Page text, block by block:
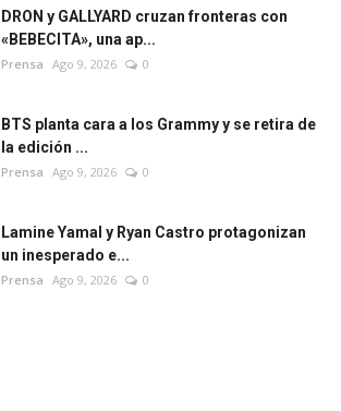
DRON y GALLYARD cruzan fronteras con
«BEBECITA», una ap...
Prensa Ago 9, 2026 0
BTS planta cara a los Grammy y se retira de
la edición ...
Prensa Ago 9, 2026 0
Lamine Yamal y Ryan Castro protagonizan
un inesperado e...
Prensa Ago 9, 2026 0